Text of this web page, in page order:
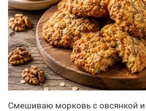
Смешиваю морковь с овсянкой и